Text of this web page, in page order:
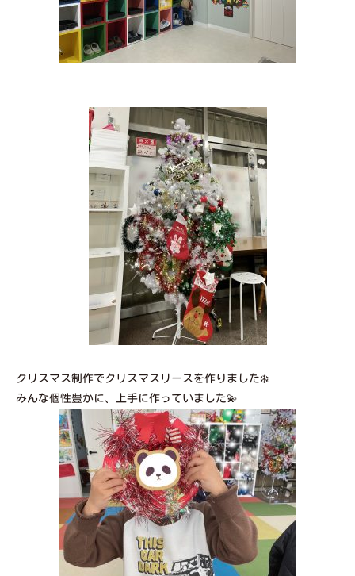
クリスマス制作でクリスマスリースを作りました❄️
みんな個性豊かに、上手に作っていました💫